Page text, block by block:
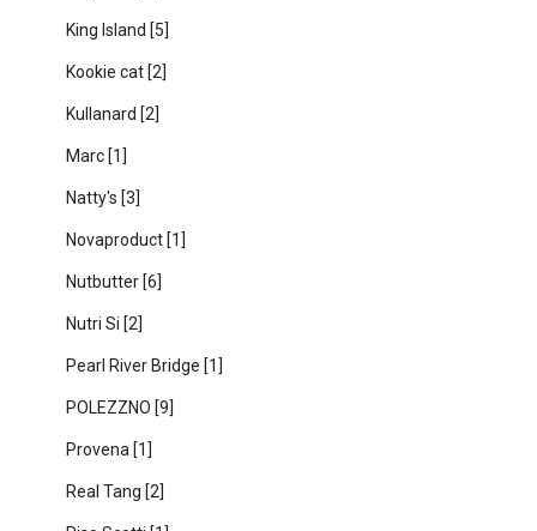
King Island [5]
Kookie cat [2]
Kullanard [2]
Marc [1]
Natty's [3]
Novaproduct [1]
Nutbutter [6]
Nutri Si [2]
Pearl River Bridge [1]
POLEZZNO [9]
Provena [1]
Real Tang [2]